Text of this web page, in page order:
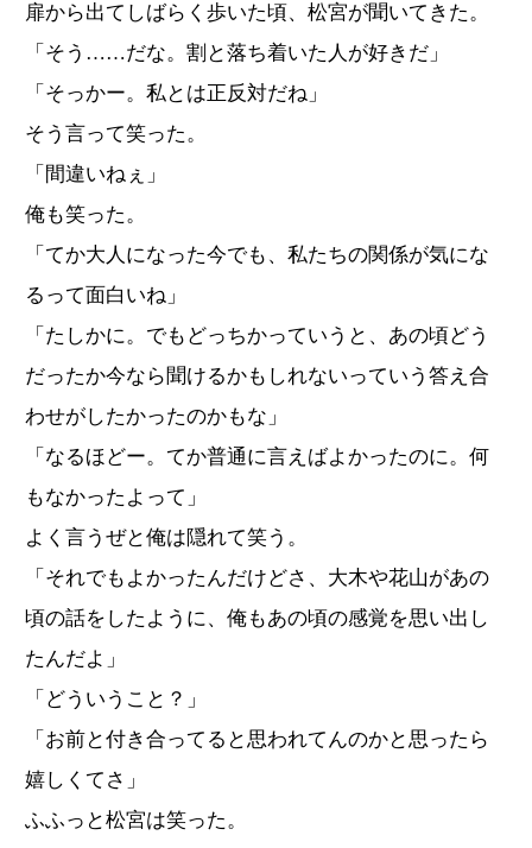
扉から出てしばらく歩いた頃、松宮が聞いてきた。
「そう……だな。割と落ち着いた人が好きだ」
「そっかー。私とは正反対だね」
そう言って笑った。
「間違いねぇ」
俺も笑った。
「てか大人になった今でも、私たちの関係が気にな
るって面白いね」
「たしかに。でもどっちかっていうと、あの頃どう
だったか今なら聞けるかもしれないっていう答え合
わせがしたかったのかもな」
「なるほどー。てか普通に言えばよかったのに。何
もなかったよって」
よく言うぜと俺は隠れて笑う。
「それでもよかったんだけどさ、大木や花山があの
頃の話をしたように、俺もあの頃の感覚を思い出し
たんだよ」
「どういうこと？」
「お前と付き合ってると思われてんのかと思ったら
嬉しくてさ」
ふふっと松宮は笑った。